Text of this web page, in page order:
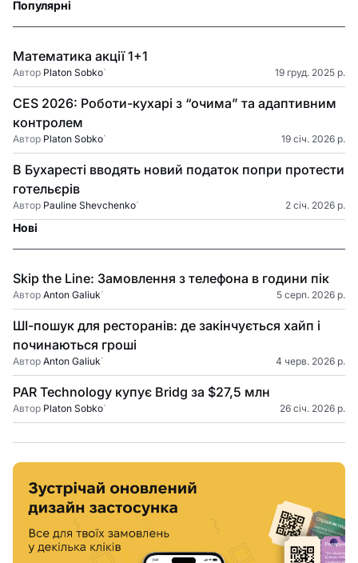
Популярні
Математика акції 1+1
Автор Platon Sobko` 19 груд. 2025 р.
CES 2026: Роботи-кухарі з “очима” та адаптивним
контролем
Автор Platon Sobko` 19 січ. 2026 р.
В Бухаресті вводять новий податок попри протести
готельєрів
Автор Pauline Shevchenko` 2 січ. 2026 р.
Нові
Skip the Line: Замовлення з телефона в години пік
Автор Anton Galiuk` 5 серп. 2026 р.
ШІ-пошук для ресторанів: де закінчується хайп і
починаються гроші
Автор Anton Galiuk` 4 черв. 2026 р.
PAR Technology купує Bridg за $27,5 млн
Автор Platon Sobko` 26 січ. 2026 р.